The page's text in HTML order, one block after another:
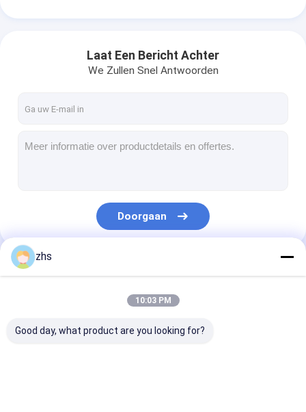
Laat Een Bericht Achter
We Zullen Snel Antwoorden
Doorgaan
Onze Categorieën
zhs
10:03 PM
Good day, what product are you looking for?